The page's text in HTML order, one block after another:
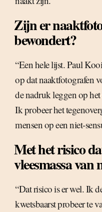
Zijn er
bewondert?
“Een hele lijst. Paul
op dat naaktfotografen
de nadruk leggen op
Ik probeer het
mensen op een niet-
Met het risico
vleesmassa van
“Dat risico is er wel. Ik
kwetsbaarst probeer te